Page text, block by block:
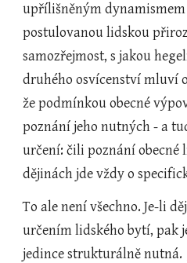
upřílišněným
postulovanou lidskou
samozřejmost, s jakou
druhého osvícenství mluví
že podmínkou obecné
poznání jeho nutných - a
určení: čili poznání obecné
dějinách jde vždy o
To ale není všechno. Je-li
určením lidského bytí, pak
jedince strukturálně nutná.